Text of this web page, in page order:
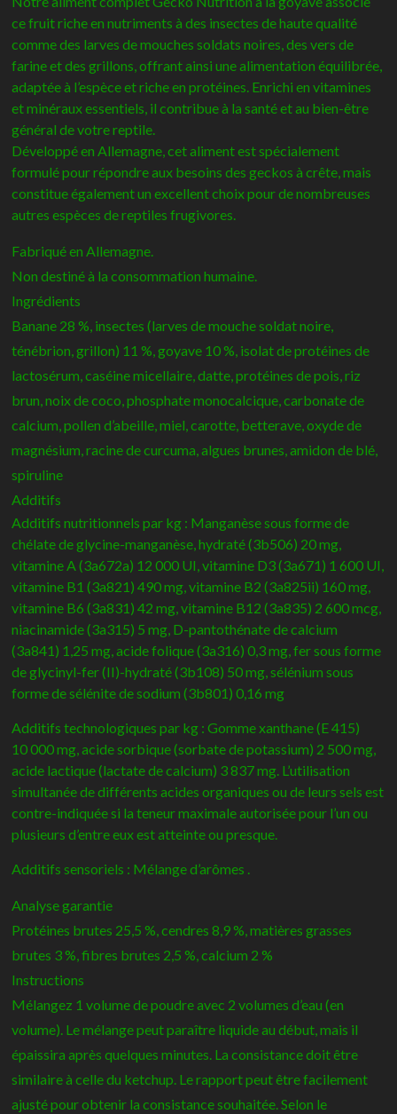
ce fruit riche en nutriments à des insectes de haute qualité
comme des larves de mouches soldats noires, des vers de
farine et des grillons, offrant ainsi une alimentation équilibrée,
adaptée à l’espèce et riche en protéines. Enrichi en vitamines
et minéraux essentiels, il contribue à la santé et au bien-être
général de votre reptile.
Développé en Allemagne, cet aliment est spécialement
formulé pour répondre aux besoins des geckos à crête, mais
constitue également un excellent choix pour de nombreuses
autres espèces de reptiles frugivores.
Fabriqué en Allemagne.
Non destiné à la consommation humaine.
Ingrédients
Banane 28 %, insectes (larves de mouche soldat noire,
ténébrion, grillon) 11 %, goyave 10 %, isolat de protéines de
lactosérum, caséine micellaire, datte, protéines de pois, riz
brun, noix de coco, phosphate monocalcique, carbonate de
calcium, pollen d’abeille, miel, carotte, betterave, oxyde de
magnésium, racine de curcuma, algues brunes, amidon de blé,
spiruline
Additifs
Additifs nutritionnels par kg : Manganèse sous forme de
chélate de glycine-manganèse, hydraté (3b506) 20 mg,
vitamine A (3a672a) 12 000 UI, vitamine D3 (3a671) 1 600 UI,
vitamine B1 (3a821) 490 mg, vitamine B2 (3a825ii) 160 mg,
vitamine B6 (3a831) 42 mg, vitamine B12 (3a835) 2 600 mcg,
niacinamide (3a315) 5 mg, D-pantothénate de calcium
(3a841) 1,25 mg, acide folique (3a316) 0,3 mg, fer sous forme
de glycinyl-fer (II)-hydraté (3b108) 50 mg, sélénium sous
forme de sélénite de sodium (3b801) 0,16 mg
Additifs technologiques par kg : Gomme xanthane (E 415)
10 000 mg, acide sorbique (sorbate de potassium) 2 500 mg,
acide lactique (lactate de calcium) 3 837 mg. L’utilisation
simultanée de différents acides organiques ou de leurs sels est
contre-indiquée si la teneur maximale autorisée pour l’un ou
plusieurs d’entre eux est atteinte ou presque.
Additifs sensoriels : Mélange d’arômes .
Analyse garantie
Protéines brutes 25,5 %, cendres 8,9 %, matières grasses
brutes 3 %, fibres brutes 2,5 %, calcium 2 %
Instructions
Mélangez 1 volume de poudre avec 2 volumes d’eau (en
volume). Le mélange peut paraître liquide au début, mais il
épaissira après quelques minutes. La consistance doit être
similaire à celle du ketchup. Le rapport peut être facilement
ajusté pour obtenir la consistance souhaitée. Selon le